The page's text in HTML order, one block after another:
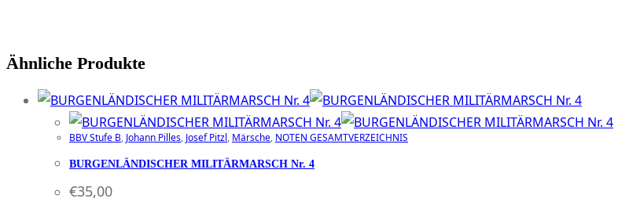
Ähnliche Produkte
BBV Stufe B, Johann Pilles, Josef Pitzl, Märsche, NOTEN GESAMTVERZEICHNIS
BURGENLÄNDISCHER MILITÄRMARSCH Nr. 4
€35,00